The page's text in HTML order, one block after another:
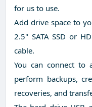
for us to use.
Add drive space to
2.5" SATA SSD or
cable.
You can connect to
perform backups,
recoveries, and